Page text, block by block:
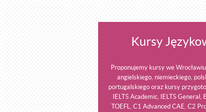
Kursy
Proponujemy kursy we
angielskiego, niemieckiego,
portugalskiego oraz kursy
IELTS Academic, IELTS General,
TOEFL, C1 Advanced CAE, C2